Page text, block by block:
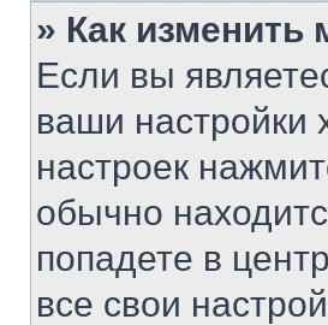
» Как изменить
Если вы
ваши настройки
настроек
обычно
попадете в
все свои